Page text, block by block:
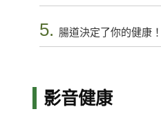
5. 腸道決定了你的健康
影音健康